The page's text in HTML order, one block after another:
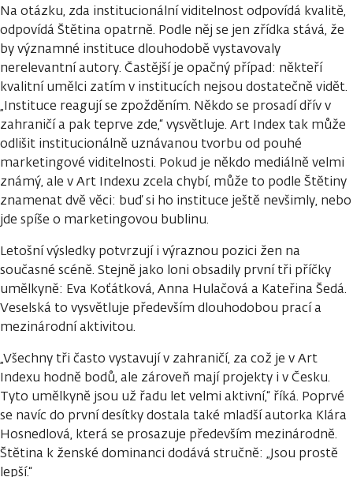
Na otázku, zda institucionální viditelnost odpovídá kvalitě,
odpovídá Štětina opatrně. Podle něj se jen zřídka stává, že
by významné instituce dlouhodobě vystavovaly
nerelevantní autory. Častější je opačný případ: někteří
kvalitní umělci zatím v institucích nejsou dostatečně vidět.
„Instituce reagují se zpožděním. Někdo se prosadí dřív v
zahraničí a pak teprve zde,“ vysvětluje. Art Index tak může
odlišit institucionálně uznávanou tvorbu od pouhé
marketingové viditelnosti. Pokud je někdo mediálně velmi
známý, ale v Art Indexu zcela chybí, může to podle Štětiny
znamenat dvě věci: buď si ho instituce ještě nevšimly, nebo
jde spíše o marketingovou bublinu.
Letošní výsledky potvrzují i výraznou pozici žen na
současné scéně. Stejně jako loni obsadily první tři příčky
umělkyně: Eva Koťátková, Anna Hulačová a Kateřina Šedá.
Veselská to vysvětluje především dlouhodobou prací a
mezinárodní aktivitou.
„Všechny tři často vystavují v zahraničí, za což je v Art
Indexu hodně bodů, ale zároveň mají projekty i v Česku.
Tyto umělkyně jsou už řadu let velmi aktivní,“ říká. Poprvé
se navíc do první desítky dostala také mladší autorka Klára
Hosnedlová, která se prosazuje především mezinárodně.
Štětina k ženské dominanci dodává stručně: „Jsou prostě
lepší.“